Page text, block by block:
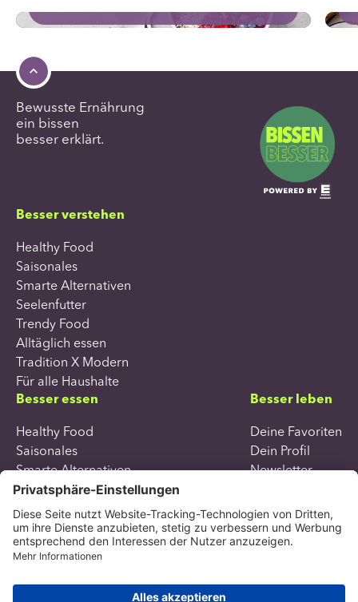
Bewusste Ernährung
ein bissen
besser erklärt.
Besser verstehen
Healthy Food
Saisonales
Smarte Alternativen
Seelenfutter
Trendy Food
Alltäglich essen
Tradition X Modern
Für alle Haushalte
Besser essen
Healthy Food
Saisonales
Smarte Alternativen
Seelenfutter
Trendy Food
Alltäglich essen
Tradition X Modern
Besser leben
Deine Favoriten
Dein Profil
Newsletter